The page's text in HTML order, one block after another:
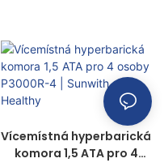
Vícemístná hyperbarická
komora 1,5 ATA pro 4